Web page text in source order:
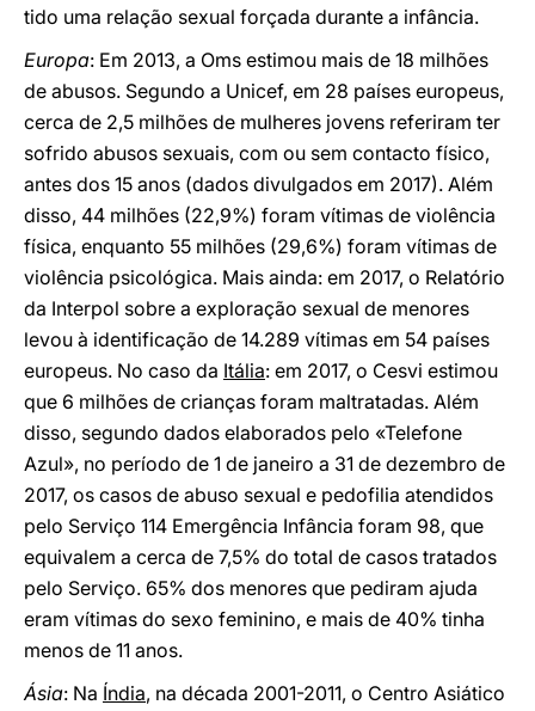
tido uma relação sexual forçada durante a infância.
Europa: Em 2013, a Oms estimou mais de 18 milhões
de abusos. Segundo a Unicef, em 28 países europeus,
cerca de 2,5 milhões de mulheres jovens referiram ter
sofrido abusos sexuais, com ou sem contacto físico,
antes dos 15 anos (dados divulgados em 2017). Além
disso, 44 milhões (22,9%) foram vítimas de violência
física, enquanto 55 milhões (29,6%) foram vítimas de
violência psicológica. Mais ainda: em 2017, o Relatório
da Interpol sobre a exploração sexual de menores
levou à identificação de 14.289 vítimas em 54 países
europeus. No caso da Itália: em 2017, o Cesvi estimou
que 6 milhões de crianças foram maltratadas. Além
disso, segundo dados elaborados pelo «Telefone
Azul», no período de 1 de janeiro a 31 de dezembro de
2017, os casos de abuso sexual e pedofilia atendidos
pelo Serviço 114 Emergência Infância foram 98, que
equivalem a cerca de 7,5% do total de casos tratados
pelo Serviço. 65% dos menores que pediram ajuda
eram vítimas do sexo feminino, e mais de 40% tinha
menos de 11 anos.
Ásia: Na Índia, na década 2001-2011, o Centro Asiático